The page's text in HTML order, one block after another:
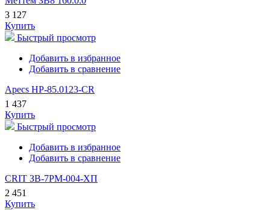
3 127
Купить
Быстрый просмотр
Добавить в избранное
Добавить в сравнение
Apecs HP-85.0123-CR
1 437
Купить
Быстрый просмотр
Добавить в избранное
Добавить в сравнение
CRIT ЗВ-7РМ-004-ХП
2 451
Купить